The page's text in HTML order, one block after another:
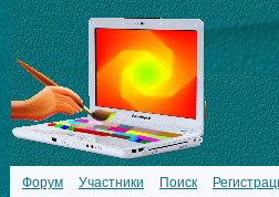
Форум Участники Поиск